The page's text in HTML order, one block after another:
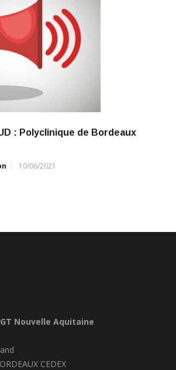
: Polyclinique de Bordeaux
10/06/2021
Nouvelle Aquitaine
CEDEX